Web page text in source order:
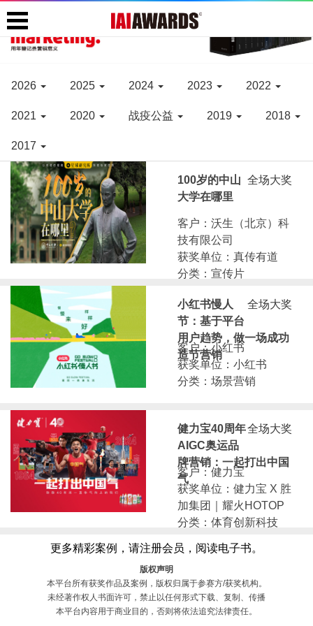
2026 2025 2024 2023 2022
2021 2020 战疫公益 2019 2018
2017
全场大奖
100岁的中山
大学在哪里
客户：沃生（北京）科
技有限公司
获奖单位：真传有道
分类：宣传片
全场大奖
小红书慢人
节：基于平台
用户趋势，做一场成功
造节营销
客户：小红书
获奖单位：小红书
分类：场景营销
全场大奖
健力宝40周年
AIGC奥运品
牌营销：一起打出中国
气
客户：健力宝
获奖单位：健力宝 X 胜
加集团｜耀火HOTOP
分类：体育创新科技
更多精彩案例，请注册会员，阅读电子书。
版权声明
本平台所有获奖作品及案例，版权归属于参赛方/获奖机构。
未经著作权人书面许可，禁止以任何形式下载、复制、传播
本平台内容用于商业目的，否则将依法追究法律责任。